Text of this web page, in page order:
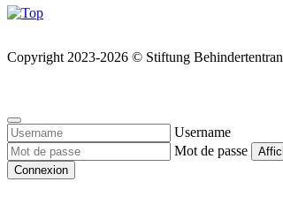
Copyright 2023-2026 © Stiftung
Username
Mot de passe
Connexion